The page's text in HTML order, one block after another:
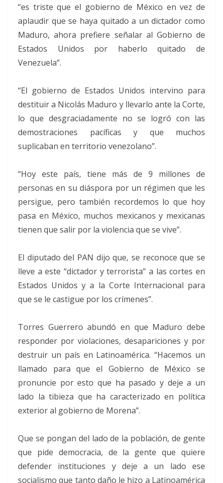
“es triste que el gobierno de México en vez de
aplaudir que se haya quitado a un dictador como
Maduro, ahora prefiere señalar al Gobierno de
Estados Unidos por haberlo quitado de
Venezuela”.
“El gobierno de Estados Unidos intervino para
destituir a Nicolás Maduro y llevarlo ante la Corte,
lo que desgraciadamente no se logró con las
demostraciones pacíficas y que muchos
suplicaban en territorio venezolano”.
“Hoy este país, tiene más de 9 millones de
personas en su diáspora por un régimen que les
persigue, pero también recordemos lo que hoy
pasa en México, muchos mexicanos y mexicanas
tienen que salir por la violencia que se vive”.
El diputado del PAN dijo que, se reconoce que se
lleve a este “dictador y terrorista” a las cortes en
Estados Unidos y a la Corte Internacional para
que se le castigue por los crímenes”.
Torres Guerrero abundó en que Maduro debe
responder por violaciones, desapariciones y por
destruir un país en Latinoamérica. “Hacemos un
llamado para que el Gobierno de México se
pronuncie por esto que ha pasado y deje a un
lado la tibieza que ha caracterizado en política
exterior al gobierno de Morena”.
Que se pongan del lado de la población, de gente
que pide democracia, de la gente que quiere
defender instituciones y deje a un lado ese
socialismo que tanto daño le hizo a Latinoamérica